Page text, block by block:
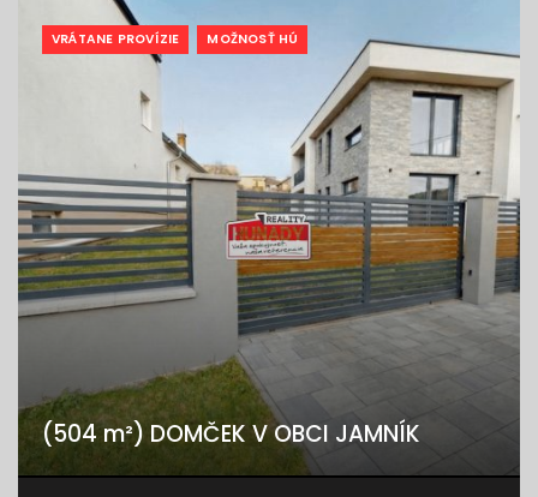
VRÁTANE PROVÍZIE MOŽNOSŤ HÚ
(504 m²) DOMČEK V OBCI JAMNÍK